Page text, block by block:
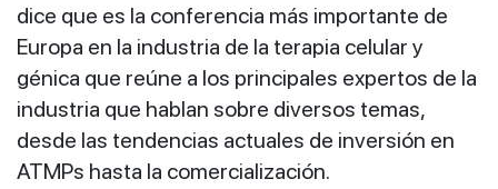
dice que es la conferencia más importante de
Europa en la industria de la terapia celular y
génica que reúne a los principales expertos de la
industria que hablan sobre diversos temas,
desde las tendencias actuales de inversión en
ATMPs hasta la comercialización.